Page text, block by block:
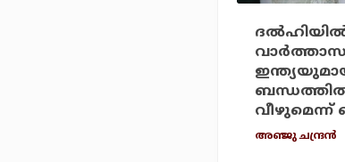
വീഴുമെന്ന്
അഞ്ജു ചന്ദ്രന്‍